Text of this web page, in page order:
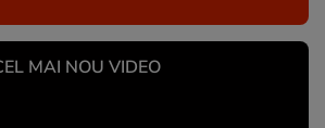
MAI NOU VIDEO